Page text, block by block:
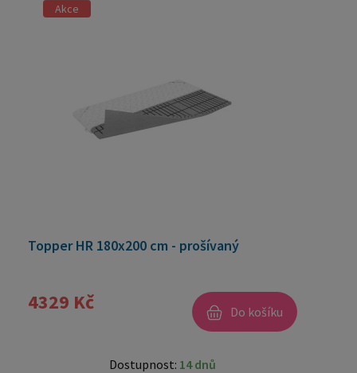
Akce
Topper HR 180x200 cm - prošívaný
4329 Kč Do košíku
Dostupnost: 14 dnů